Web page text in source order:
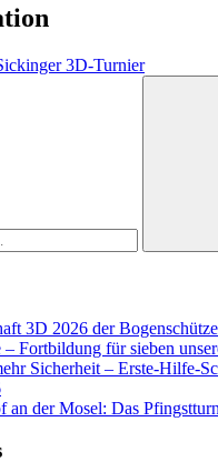
3D-Turnier
3D 2026 der
– Fortbildung für sieben
Sicherheit – Erste-Hilfe-
an der Mosel: Das